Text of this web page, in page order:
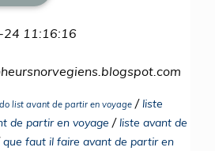
11:16:16
list avant de partir en voyage /liste
de partir en voyage /liste avant de
que faut il faire avant de partir en